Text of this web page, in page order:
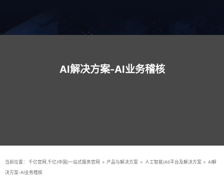
AI解决方案-AI业务稽核
当前位置： 千亿官网,千亿(中国)一站式服务官网 > 产品与解决方案 > 人工智能(AI)平台及解决方案 > AI解
决方案-AI业务稽核